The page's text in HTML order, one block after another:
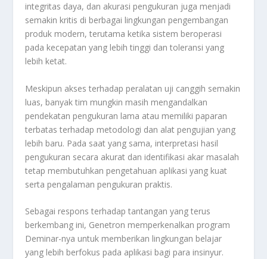
integritas daya, dan akurasi pengukuran juga menjadi
semakin kritis di berbagai lingkungan pengembangan
produk modern, terutama ketika sistem beroperasi
pada kecepatan yang lebih tinggi dan toleransi yang
lebih ketat.
Meskipun akses terhadap peralatan uji canggih semakin
luas, banyak tim mungkin masih mengandalkan
pendekatan pengukuran lama atau memiliki paparan
terbatas terhadap metodologi dan alat pengujian yang
lebih baru. Pada saat yang sama, interpretasi hasil
pengukuran secara akurat dan identifikasi akar masalah
tetap membutuhkan pengetahuan aplikasi yang kuat
serta pengalaman pengukuran praktis.
Sebagai respons terhadap tantangan yang terus
berkembang ini, Genetron memperkenalkan program
Deminar-nya untuk memberikan lingkungan belajar
yang lebih berfokus pada aplikasi bagi para insinyur.